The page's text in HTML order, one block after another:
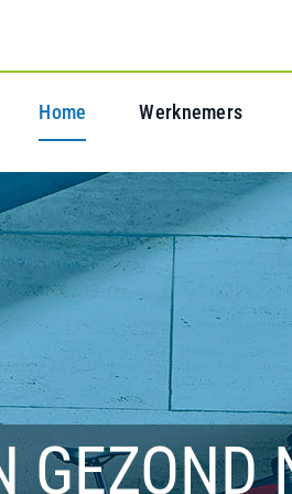
Home Werknemers
GEZOND